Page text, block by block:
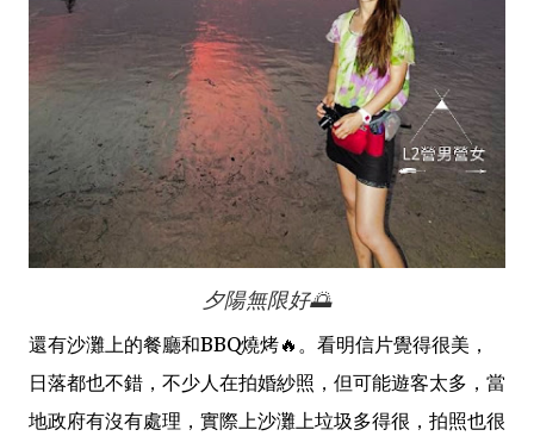
夕陽無限好🌅
還有沙灘上的餐廳和BBQ燒烤🔥。看明信片覺得很美，
日落都也不錯，不少人在拍婚紗照，但可能遊客太多，當
地政府有沒有處理，實際上沙灘上垃圾多得很，拍照也很